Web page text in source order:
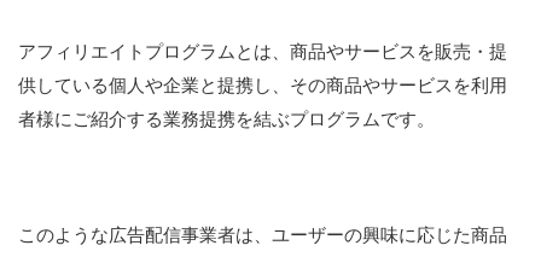
アフィリエイトプログラムとは、商品やサービスを販売・提
供している個人や企業と提携し、その商品やサービスを利用
者様にご紹介する業務提携を結ぶプログラムです。
このような広告配信事業者は、ユーザーの興味に応じた商品